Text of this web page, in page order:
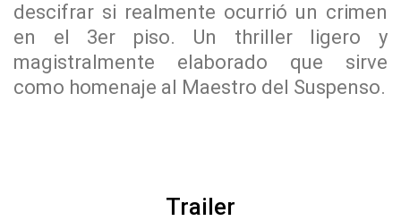
descifrar si realmente ocurrió un crimen
en el 3er piso. Un thriller ligero y
magistralmente elaborado que sirve
como homenaje al Maestro del Suspenso.
Trailer